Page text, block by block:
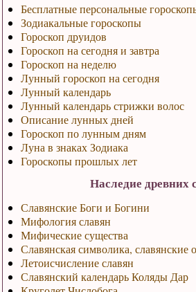
Бесплатные персональные
Зодиакальные гороскопы
Гороскоп друидов
Гороскоп на сегодня и завтра
Гороскоп на неделю
Лунный гороскоп на сегодня
Лунный календарь
Лунный календарь стрижки волос
Описание лунных дней
Гороскоп по лунным дням
Луна в знаках Зодиака
Гороскопы прошлых лет
Наследие древних
Славянские Боги и Богини
Мифология славян
Мифические существа
Славянская символика, славянские
Летоисчисление славян
Славянский календарь Коляды Дар